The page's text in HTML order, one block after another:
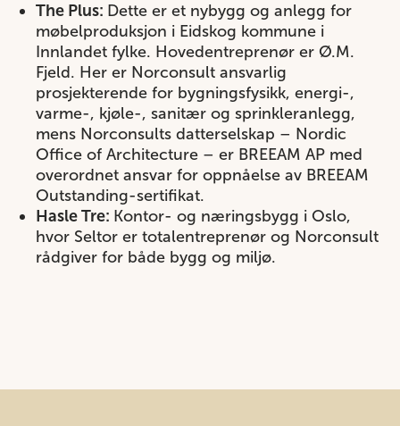
The Plus: Dette er et nybygg og anlegg for
møbelproduksjon i Eidskog kommune i
Innlandet fylke. Hovedentreprenør er Ø.M.
Fjeld. Her er Norconsult ansvarlig
prosjekterende for bygningsfysikk, energi-,
varme-, kjøle-, sanitær og sprinkleranlegg,
mens Norconsults datterselskap – Nordic
Office of Architecture – er BREEAM AP med
overordnet ansvar for oppnåelse av BREEAM
Outstanding-sertifikat.
Hasle Tre: Kontor- og næringsbygg i Oslo,
hvor Seltor er totalentreprenør og Norconsult
rådgiver for både bygg og miljø.